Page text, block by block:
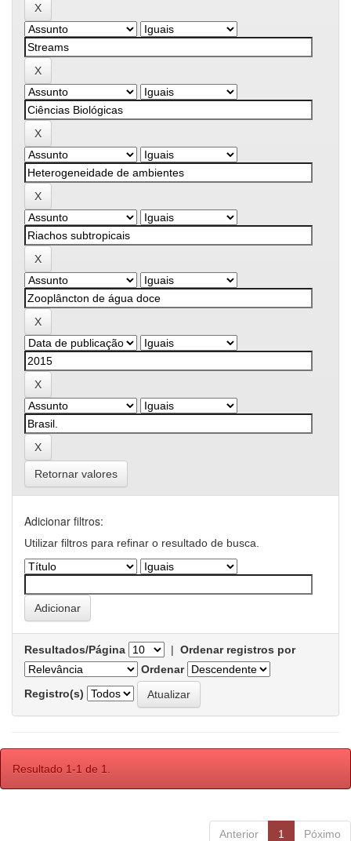
Retornar valores
Adicionar filtros:
Utilizar filtros para refinar o resultado de busca.
Resultados/Página | Ordenar registros por
Ordenar
Registro(s)
Resultado 1-1 de 1.
Anterior 1 Póximo